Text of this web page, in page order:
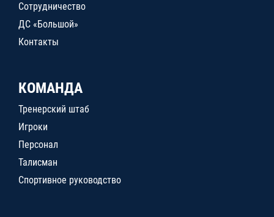
Сотрудничество
ДС «Большой»
Контакты
КОМАНДА
Тренерский штаб
Игроки
Персонал
Талисман
Спортивное руководство